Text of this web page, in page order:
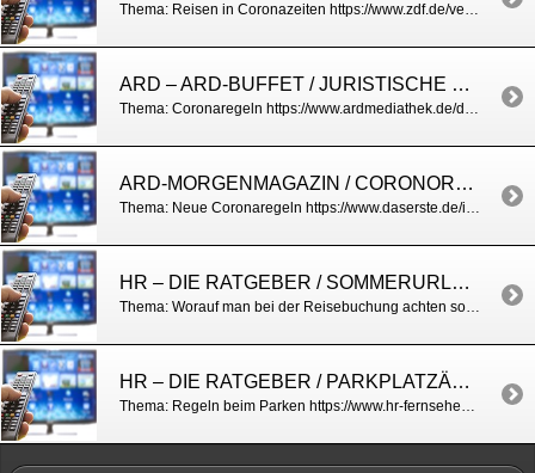
Thema: Reisen in Coronazeiten https://www.zdf.de/verbraucher/volle-kanne/tourismusbranche-in-der-krise-100.html
ARD – ARD-BUFFET / JURISTISCHE UND MEDIZINISCHE FRAGEN ZU CORONA
Thema: Coronaregeln https://www.ardmediathek.de/daserste/video/ard-buffet/ihre-fragen-zu-den-corona-beschluessen/das-erste/Y3JpZDovL3N3ci5kZS9hZXgvbzE0MTk3ODI/
ARD-MORGENMAGAZIN / CORONOREGELN NACH NEUEM BUND-LÄNDER-BESCHLUSS
Thema: Neue Coronaregeln https://www.daserste.de/information/politik-weltgeschehen/morgenmagazin/videos/service-das-neueste-zu-corona-102.html
HR – DIE RATGEBER / SOMMERURLAUB BUCHEN
Thema: Worauf man bei der Reisebuchung achten sollte https://www.hr-fernsehen.de/sendungen-a-z/die-ratgeber/index.html
HR – DIE RATGEBER / PARKPLATZÄRGER
Thema: Regeln beim Parken https://www.hr-fernsehen.de/sendungen-a-z/die-ratgeber/index.html